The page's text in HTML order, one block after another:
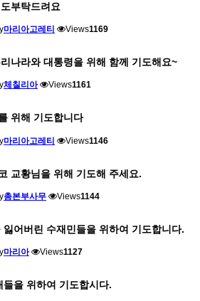
부탁드려요
마리아고레티 Views1169
나라와 대통령을 위해 함께 기도해요~
체칠리아 Views1161
위해 기도합니다
마리아고레티 Views1146
교황님을 위해 기도해 주세요.
총본부사무 Views1144
어버린 수재민들을 위하여 기도합니다.
마리아 Views1127
을 위하여 기도합시다.